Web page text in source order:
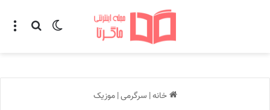
تغییر پوسته
خانه| سرگرمی| موزیک